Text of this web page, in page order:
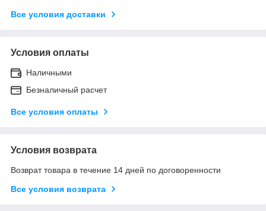
Все условия доставки
Условия оплаты
Наличными
Безналичный расчет
Все условия оплаты
Условия возврата
Возврат товара в течение 14 дней по договоренности
Все условия возврата